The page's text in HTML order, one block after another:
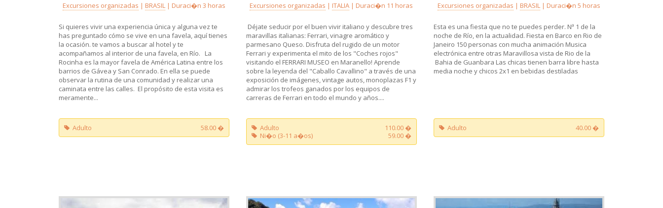
Excursiones organizadas | BRASIL| Duraci�n 3 horas
Si quieres vivir una experiencia única y alguna vez te
has preguntado cómo se vive en una favela, aquí tienes
la ocasión. te vamos a buscar al hotel y te
acompañamos al interior de una favela, en Río. La
Rocinha es la mayor favela de América Latina entre los
barrios de Gávea y San Conrado. En ella se puede
observar la rutina de una comunidad y realizar una
caminata entre las calles. El propósito de esta visita es
meramente...
Adulto 58.00 �
Excursiones organizadas |ITALIA | Duraci�n 11 horas
Déjate seducir por el buen vivir italiano y descubre tres
maravillas italianas: Ferrari, vinagre aromático y
parmesano Queso. Disfruta del rugido de un motor
Ferrari y experimenta el mito de los "Coches rojos"
visitando el FERRARI MUSEO en Maranello! Aprende
sobre la leyenda del "Caballo Cavallino" a través de una
exposición de imágenes, vintage autos, monoplazas F1 y
admirar los trofeos ganados por los equipos de
carreras de Ferrari en todo el mundo y años....
Adulto
110.00 �
Ni�o (3-11 a�os)
59.00 �
Excursiones organizadas | BRASIL| Duraci�n 5 horas
Esta es una fiesta que no te puedes perder. Nª 1 de la
noche de Río, en la actualidad. Fiesta en Barco en Rio de
Janeiro 150 personas con mucha animación Musica
electrónica entre otras Maravillosa vista de Rio de la
Bahia de Guanbara Las chicas tienen barra libre hasta
media noche y chicos 2x1 en bebidas destiladas
Adulto 40.00 �